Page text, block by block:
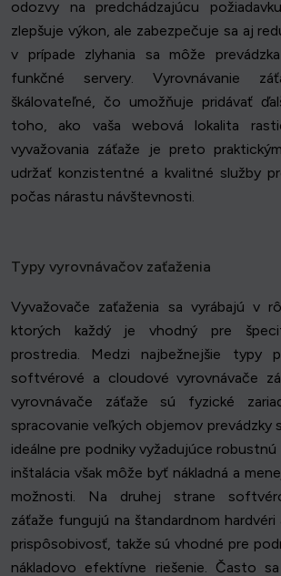
odozvy na predchádzajúcu
zlepšuje výkon, ale zabezpečuje sa aj
v prípade zlyhania sa môže
funkčné servery. Vyrovnávanie
škálovateľné, čo umožňuje pridávať
toho, ako vaša webová lokalita
vyvažovania záťaže je preto
udržať konzistentné a kvalitné služby
počas nárastu návštevnosti.
Typy vyrovnávačov zaťaženia
Vyvažovače zaťaženia sa vyrábajú v
ktorých každý je vhodný pre
prostredia. Medzi najbežnejšie typy
softvérové a cloudové vyrovnávače
vyrovnávače záťaže sú fyzické
spracovanie veľkých objemov prevádzky
ideálne pre podniky vyžadujúce
inštalácia však môže byť nákladná a
možnosti. Na druhej strane
záťaže fungujú na štandardnom hardvéri
prispôsobivosť, takže sú vhodné pre
nákladovo efektívne riešenie. Často